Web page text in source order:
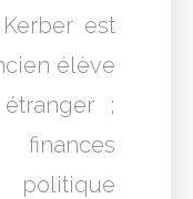
est
élève
;